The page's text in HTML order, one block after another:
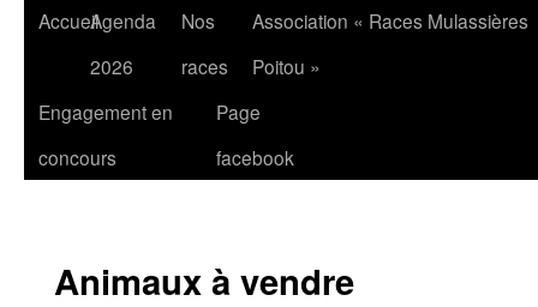
AccueilAgenda
2026
Nos
races
Association « Races Mulassières
Poitou »
Engagement en
concours
Page
facebook
Animaux à vendre